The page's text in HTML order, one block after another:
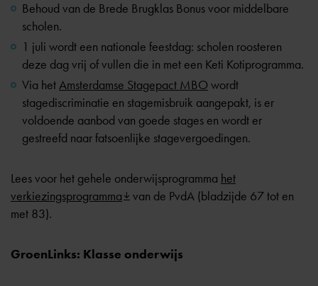
Behoud van de Brede Brugklas Bonus voor middelbare
scholen.
1 juli wordt een nationale feestdag: scholen roosteren
deze dag vrij of vullen die in met een Keti Kotiprogramma.
Via hetAmsterdamse Stagepact MBO wordt
stagediscriminatie en stagemisbruik aangepakt, is er
voldoende aanbod van goede stages en wordt er
gestreefd naar fatsoenlijke stagevergoedingen.
Lees voor het gehele onderwijsprogramma het
verkiezingsprogramma
van de PvdA (bladzijde 67 tot en
met 83).
GroenLinks: Klasse onderwijs